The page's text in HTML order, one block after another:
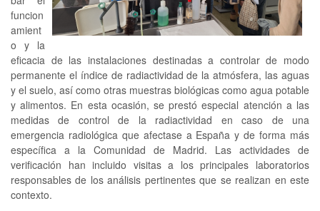
funcion
amient
o y la
eficacia de las instalaciones destinadas a controlar de modo
permanente el índice de radiactividad de la atmósfera, las aguas
y el suelo, así como otras muestras biológicas como agua potable
y alimentos. En esta ocasión, se prestó especial atención a las
medidas de control de la radiactividad en caso de una
emergencia radiológica que afectase a España y de forma más
específica a la Comunidad de Madrid. Las actividades de
verificación han incluido visitas a los principales laboratorios
responsables de los análisis pertinentes que se realizan en este
contexto.